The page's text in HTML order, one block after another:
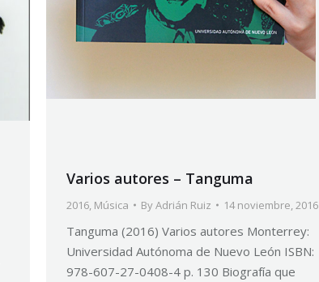
Varios autores – Tanguma
2016 Música ByAdrián Ruiz 14 noviembre, 2016
Tanguma (2016) Varios autores Monterrey:
Universidad Autónoma de Nuevo León ISBN:
978-607-27-0408-4 p. 130 Biografía que